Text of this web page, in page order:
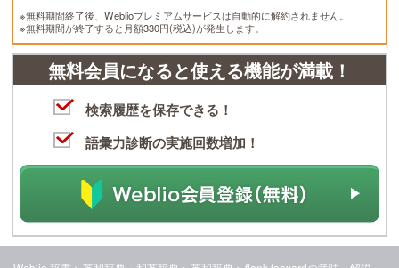
※無料期間終了後、Weblioプレミアムサービスは自動的に解約されません。
※無料期間が終了すると月額330円(税込)が発生します。
無料会員になると使える機能が満載！
検索履歴を保存できる！
語彙力診断の実施回数増加！